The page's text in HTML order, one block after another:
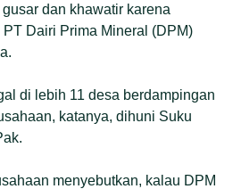
dan khawatir karena
Dairi Prima Mineral (DPM)
di lebih 11 desa berdampingan
katanya, dihuni Suku
menyebutkan, kalau DPM